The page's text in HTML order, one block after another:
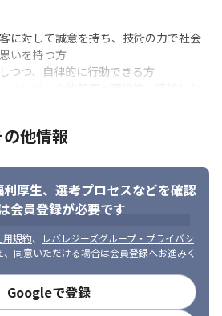
パンでテーマを選定し、OODAループ
決を推進しております。
に対して誠意を持ち、技術の力で社会
いを持つ方
つつ、自律的に行動できる方
他情報
厚生、 選考プロセスなどを確認
会員登録が必要です
用規約、
レバレジーズグループ・プライバシ
、同意いただける場合は会員登録へお進みく
Googleで登録